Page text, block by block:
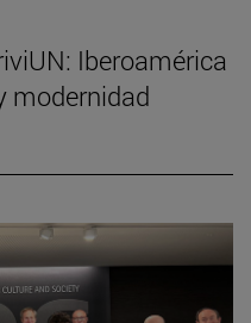
Iberoamérica
modernidad